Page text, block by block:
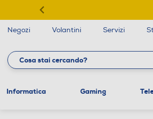
Negozi Volantini Servizi
Informatica Gaming